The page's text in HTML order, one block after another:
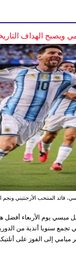
ويصبح الهداف
قائد المنتخب الأرجنتيني ونجم
ميسي يوم الأربعاء
تجمع سنويا أندية من